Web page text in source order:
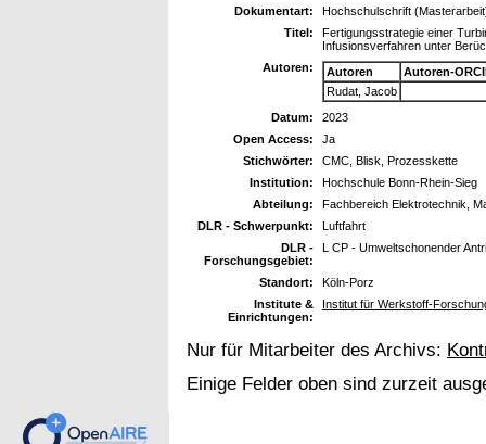
Dokumentart:
Hochschulschrift
Titel:
Fertigungsstrategie einer
Infusionsverfahren unter
Autoren:
Autoren
Autoren-
Rudat, Jacob
Datum:
2023
Open Access:
Ja
Stichwörter:
CMC, Blisk, Prozesskette
Institution:
Hochschule Bonn-Rhein-Sieg
Abteilung:
Fachbereich Elektrotechnik,
DLR - Schwerpunkt:
Luftfahrt
DLR -
Forschungsgebiet:
L CP - Umweltschonender
Standort:
Köln-Porz
Institute &
Einrichtungen:
Institut für Werkstoff-
Nur für Mitarbeiter des Archivs:
Einige Felder oben sind zurzeit